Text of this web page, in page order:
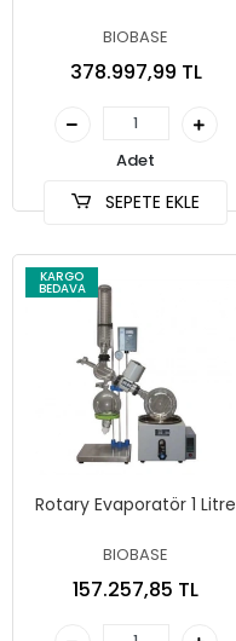
BIOBASE
378.997,99 TL
Adet
SEPETE EKLE
KARGO
BEDAVA
Rotary Evaporatör 1 Litre
BIOBASE
157.257,85 TL